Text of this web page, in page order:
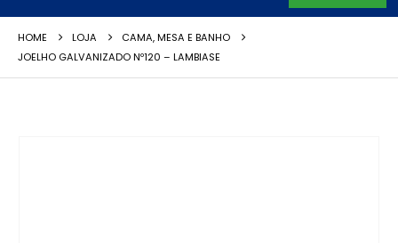
HOME LOJA
CAMA, MESA E BANHO
JOELHO GALVANIZADO Nº120 – LAMBIASE